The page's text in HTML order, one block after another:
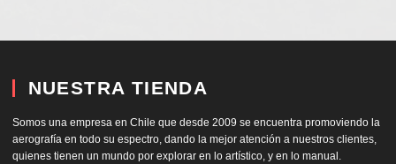
NUESTRA TIENDA
Somos una empresa en Chile que desde 2009 se encuentra promoviendo la
aerografía en todo su espectro, dando la mejor atención a nuestros clientes,
quienes tienen un mundo por explorar en lo artístico, y en lo manual.